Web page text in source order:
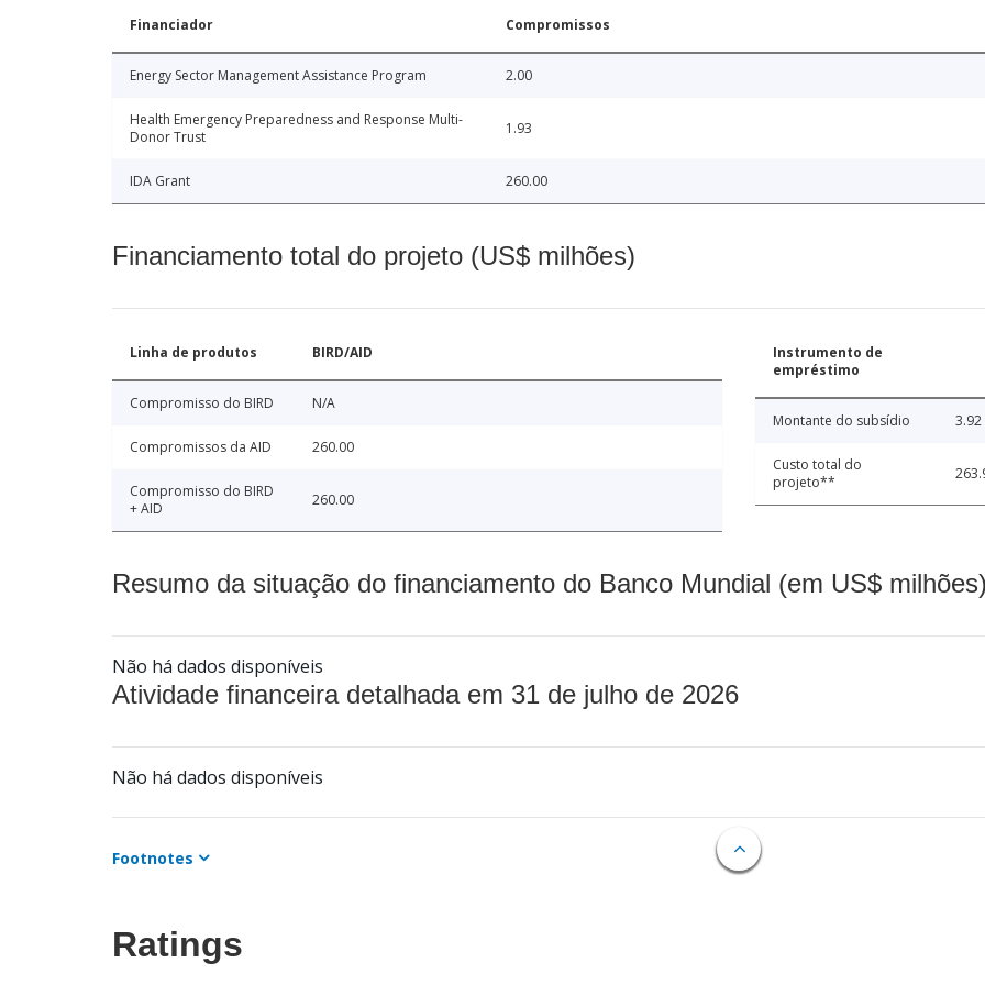
Financiador Compromissos
Energy Sector Management Assistance Program 2.00
Health Emergency Preparedness and Response Multi-
Donor Trust
1.93
IDA Grant 260.00
Financiamento total do projeto (US$ milhões)
Linha de produtos BIRD/AID
Compromisso do BIRD N/A
Compromissos da AID 260.00
Compromisso do BIRD
+ AID
260.00
Instrumento de
empréstimo
Montante do subsídio 3.92
Custo total do
projeto**
Resumo da situação do financiamento do Banco Mundial (em US$
Não há dados disponíveis
Atividade financeira detalhada em 31 de julho de 2026
Não há dados disponíveis
Footnotes
Ratings